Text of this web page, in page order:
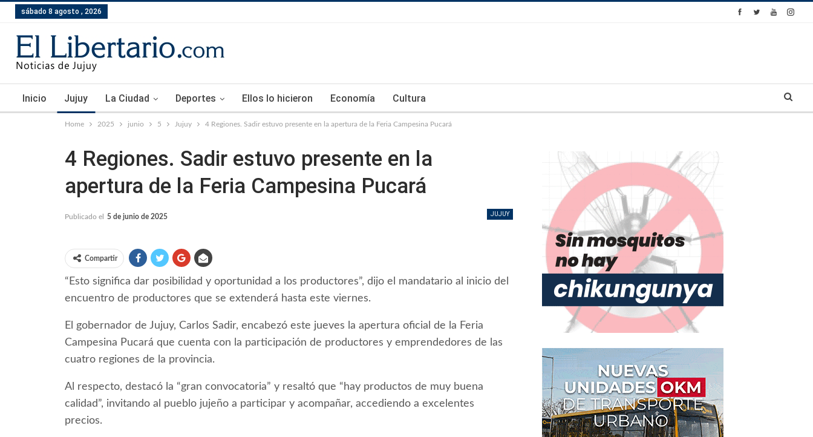
sábado 8 agosto , 2026
Inicio Jujuy La Ciudad Deportes Ellos lo hicieron Economía Cultura
Home 2025 junio 5 Jujuy 4 Regiones. Sadir estuvo presente en la apertura de la Feria Campesina Pucará
4 Regiones. Sadir estuvo presente en la
apertura de la Feria Campesina Pucará
JUJUY
Publicado el 5 de junio de 2025
Compartir
“Esto significa dar posibilidad y oportunidad a los productores”, dijo el mandatario al inicio del
encuentro de productores que se extenderá hasta este viernes.
El gobernador de Jujuy, Carlos Sadir, encabezó este jueves la apertura oficial de la Feria
Campesina Pucará que cuenta con la participación de productores y emprendedores de las
cuatro regiones de la provincia.
Al respecto, destacó la “gran convocatoria” y resaltó que “hay productos de muy buena
calidad”, invitando al pueblo jujeño a participar y acompañar, accediendo a excelentes
precios.